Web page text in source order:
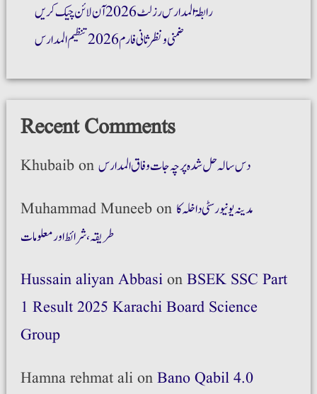
رابطۃ المدارس رزلٹ 2026 آن لائن چیک کریں
ضمنی و نظر ثانی فارم 2026 تنظیم المدارس
Recent Comments
Khubaibonدس سالہ حل شدہ پرچہ جات وفاق المدارس
Muhammad Muneebon مدینہ یونیورسٹی داخلہ کا
طریقہ،شرائط اور معلومات
Hussain aliyan AbbasionBSEK SSC Part
1 Result 2025 Karachi Board Science
Group
Hamna rehmat alionBano Qabil 4.0